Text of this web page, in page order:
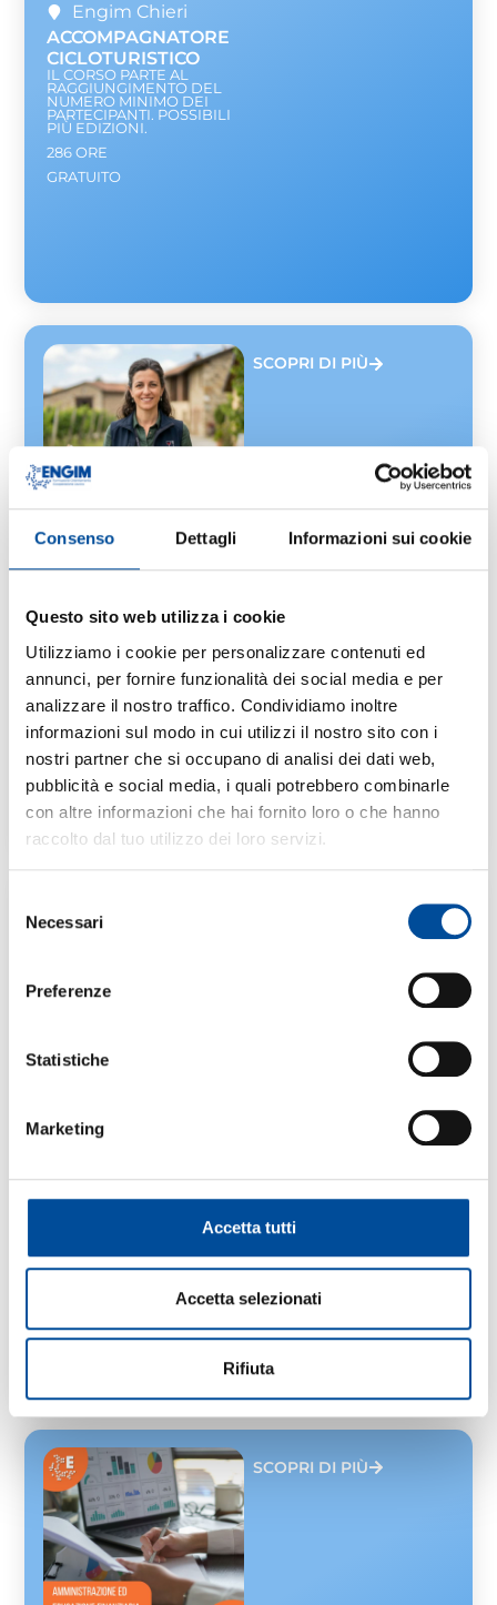
Consenso Dettagli Informazioni sui cookie
Questo sito web utilizza i cookie
Utilizziamo i cookie per personalizzare contenuti ed
annunci, per fornire funzionalità dei social media e per
analizzare il nostro traffico. Condividiamo inoltre
informazioni sul modo in cui utilizzi il nostro sito con i
nostri partner che si occupano di analisi dei dati web,
pubblicità e social media, i quali potrebbero combinarle
con altre informazioni che hai fornito loro o che hanno
raccolto dal tuo utilizzo dei loro servizi.
delNecessari
Preferenze
Statistiche
Marketing
Accetta tutti
Accetta selezionati
Rifiuta
Engim Chieri
ACCOMPAGNATORE
CICLOTURISTICO
IL CORSO PARTE AL
RAGGIUNGIMENTO DEL
NUMERO MINIMO DEI
PARTECIPANTI. POSSIBILI
PIÙ EDIZIONI.
286 ORE
GRATUITO
Chieri
GESTIONE E
DELLE VISITE
ENOGASTRONOMIC
HE
IL CORSO PARTE AL
RAGGIUNGIMENTO DEL
NUMERO MINIMO DEGLI
ALLIEVI. PREVISTE PIÙ
EDIZIONI DEL CORSO.
120 ORE
€ 459,00 (CO-FINANZIATO
SCOPRI DI PIÙ
CHIERI
L’INTELLIGENZA
ARTIFICIALE
RAGGIUNGIMENTO DEL
PARTECIPANTI. POSSIBILI
PIÙ EDIZIONI.
SCOPRI DI PIÙ